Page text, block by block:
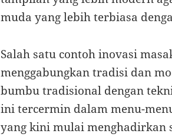
muda yang lebih terbiasa
Salah satu contoh inovasi
menggabungkan tradisi dan
bumbu tradisional dengan
ini tercermin dalam menu-
yang kini mulai